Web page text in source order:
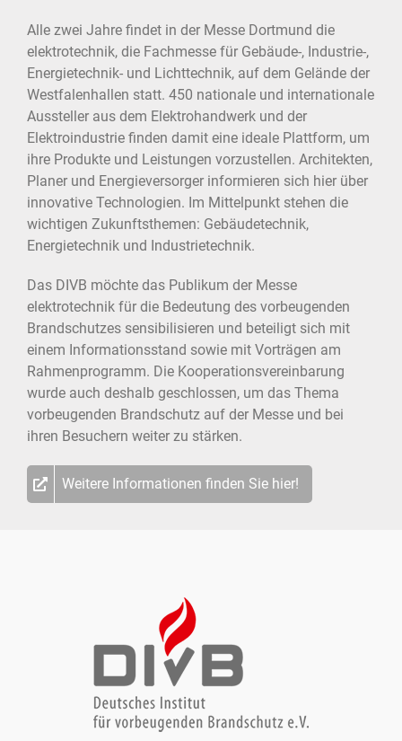
Alle zwei Jahre findet in der Messe Dortmund die
elektrotechnik, die Fachmesse für Gebäude-, Industrie-,
Energietechnik- und Lichttechnik, auf dem Gelände der
Westfalenhallen statt. 450 nationale und internationale
Aussteller aus dem Elektrohandwerk und der
Elektroindustrie finden damit eine ideale Plattform, um
ihre Produkte und Leistungen vorzustellen. Architekten,
Planer und Energieversorger informieren sich hier über
innovative Technologien. Im Mittelpunkt stehen die
wichtigen Zukunftsthemen: Gebäudetechnik,
Energietechnik und Industrietechnik.
Das DIVB möchte das Publikum der Messe
elektrotechnik für die Bedeutung des vorbeugenden
Brandschutzes sensibilisieren und beteiligt sich mit
einem Informationsstand sowie mit Vorträgen am
Rahmenprogramm. Die Kooperationsvereinbarung
wurde auch deshalb geschlossen, um das Thema
vorbeugenden Brandschutz auf der Messe und bei
ihren Besuchern weiter zu stärken.
Weitere Informationen finden Sie hier!